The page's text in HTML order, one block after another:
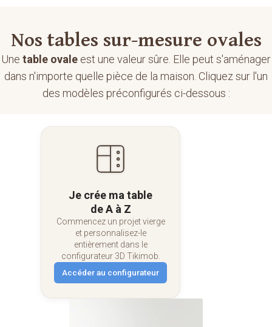
Nos tables sur-mesure ovales
Une table ovale est une valeur sûre. Elle peut s'aménager
dans n'importe quelle pièce de la maison. Cliquez sur l'un
des modèles préconfigurés ci-dessous :
Je crée ma table
de A à Z
Commencez un projet vierge
et personnalisez-le
entièrement dans le
configurateur 3D Tikimob.
Accéder au configurateur